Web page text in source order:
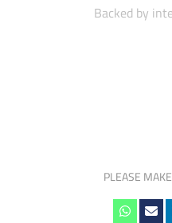
Backed by
PLEASE